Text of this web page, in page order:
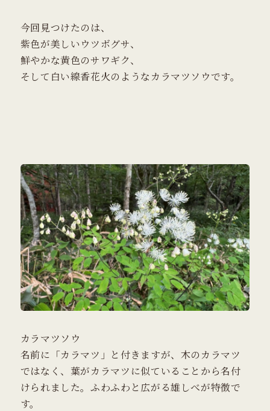
今回見つけたのは、
紫色が美しいウツボグサ、
鮮やかな黄色のサワギク、
そして白い線香花火のようなカラマツソウです。
カラマツソウ
名前に「カラマツ」と付きますが、木のカラマツ
ではなく、葉がカラマツに似ていることから名付
けられました。ふわふわと広がる雄しべが特徴で
す。